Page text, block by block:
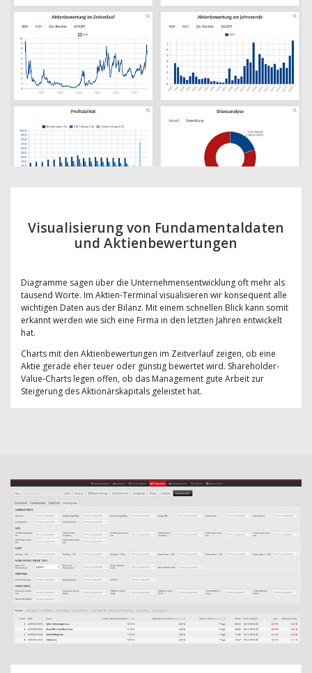
Visualisierung von Fundamentaldaten
und Aktienbewertungen
Diagramme sagen über die Unternehmensentwicklung oft mehr als
tausend Worte. Im Aktien-Terminal visualisieren wir konsequent alle
wichtigen Daten aus der Bilanz. Mit einem schnellen Blick kann somit
erkannt werden wie sich eine Firma in den letzten Jahren entwickelt
hat.
Charts mit den Aktienbewertungen im Zeitverlauf zeigen, ob eine
Aktie gerade eher teuer oder günstig bewertet wird. Shareholder-
Value-Charts legen offen, ob das Management gute Arbeit zur
Steigerung des Aktionärskapitals geleistet hat.